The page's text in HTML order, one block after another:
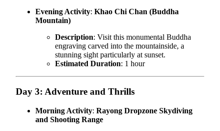
Evening Activity: Khao Chi Chan (Buddha
Mountain)
Description: Visit this monumental Buddha
engraving carved into the mountainside, a
stunning sight particularly at sunset.
Estimated Duration: 1 hour
Day 3: Adventure and Thrills
Morning Activity: Rayong Dropzone Skydiving
and Shooting Range